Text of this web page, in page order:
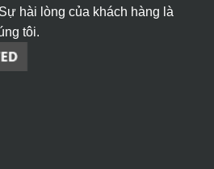
hài lòng của khách hàng là
tôi.